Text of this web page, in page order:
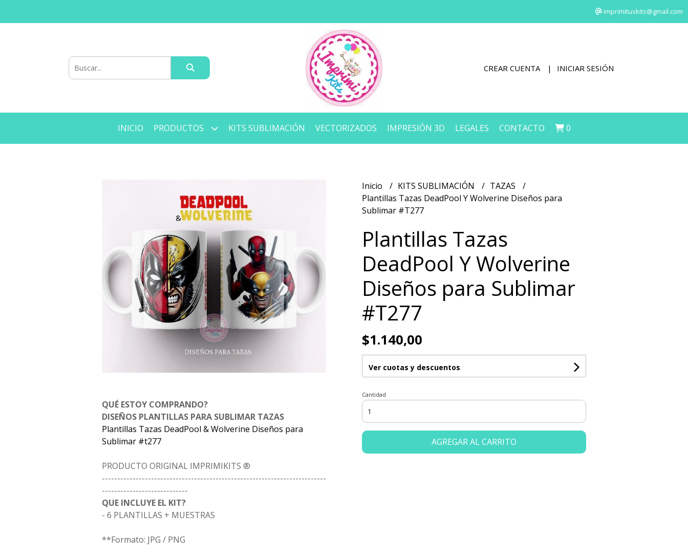
imprimituskits@gmail.com
CREAR CUENTA INICIAR SESIÓN
INICIO PRODUCTOS KITS SUBLIMACIÓN VECTORIZADOS IMPRESIÓN 3D LEGALES CONTACTO 0
QUÉ ESTOY COMPRANDO?
DISEÑOS PLANTILLAS PARA SUBLIMAR TAZAS
Plantillas Tazas DeadPool & Wolverine Diseños para
Sublimar #t277
PRODUCTO ORIGINAL IMPRIMIKITS ®
-------------------------------------------------------------------------
----------------------------
QUE INCLUYE EL KIT?
- 6 PLANTILLAS + MUESTRAS
**Formato: JPG / PNG
Inicio KITS SUBLIMACIÓN
TAZAS
Plantillas Tazas DeadPool Y Wolverine Diseños para
Sublimar #T277
Plantillas Tazas
DeadPool Y Wolverine
Diseños para Sublimar
#T277
$1.140,00
Ver cuotas y descuentos
Cantidad
AGREGAR AL CARRITO